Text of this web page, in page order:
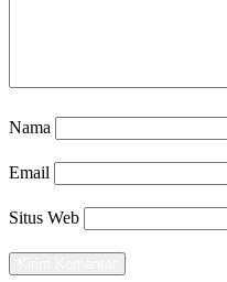
Nama
Email
Situs Web